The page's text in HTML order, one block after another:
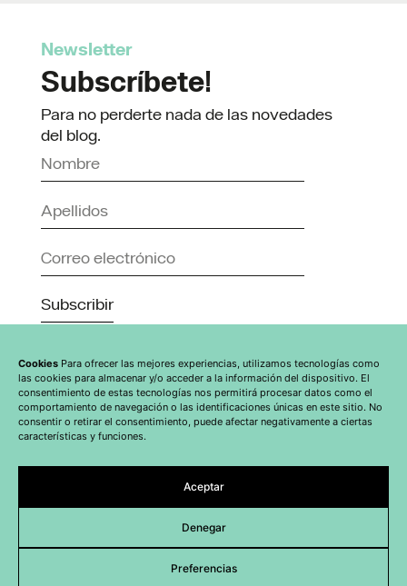
Cookies Para ofrecer las mejores experiencias, utilizamos tecnologías como
las cookies para almacenar y/o acceder a la información del dispositivo. El
consentimiento de estas tecnologías nos permitirá procesar datos como el
comportamiento de navegación o las identificaciones únicas en este sitio. No
consentir o retirar el consentimiento, puede afectar negativamente a ciertas
características y funciones.
Aceptar
Denegar
Preferencias
Newsletter
Subscríbete!
Para no perderte nada de las novedades
del blog.
Subscribir
© Clínica Dental Catar, 2026